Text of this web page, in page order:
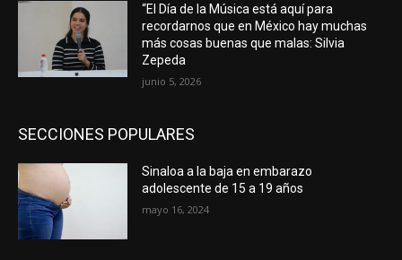
“El Día de la Música está aquí para
recordarnos que en México hay muchas
más cosas buenas que malas: Silvia
Zepeda
junio 5, 2026
SECCIONES POPULARES
Sinaloa a la baja en embarazo
adolescente de 15 a 19 años
mayo 16, 2024